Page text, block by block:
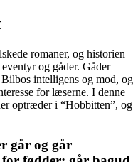
romaner, og historien
og gåder. Gåder
intelligens og mod, og
for læserne. I denne
optræder i “Hobbitten”, og
går og går